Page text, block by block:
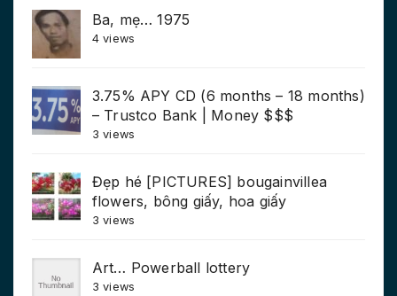
Ba, mẹ… 1975
4 views
3.75% APY CD (6 months – 18 months)
– Trustco Bank | Money $$$
3 views
Đẹp hé [PICTURES] bougainvillea
flowers, bông giấy, hoa giấy
3 views
Art… Powerball lottery
3 views